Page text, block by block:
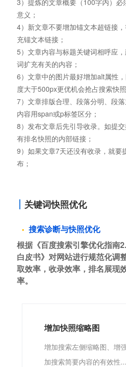
3）提炼的文章概要（100字内）
意义；
4）新文章不要增加锚文本超链接
充锚文本链接；
5）文章内容与标题关键词相呼应
词扩充有关的内容；
6）文章中的图片最好增加alt属性
度大于500px更优机会抢占搜索快
7）文章排版合理、段落分明、段
内容用span或p标签区分；
8）发布文章后先引导收录。如提
有排名快照的内部链接；
9）如果文章7天还没有收录，就要
布；
关键词快照优化
搜索诊断与快照优化
根据《百度搜索引擎优化指南
白皮书》对网站进行规范化调
取效率，收录效率，排名展现
率。
增加快照缩略图
增加搜索左侧缩略图、增
加搜索简要内容的有效性...